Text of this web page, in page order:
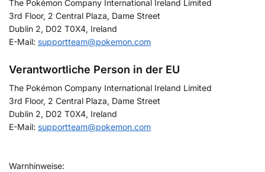
The Pokémon Company International Ireland Limited
3rd Floor, 2 Central Plaza, Dame Street
Dublin 2, D02 T0X4, Ireland
E-Mail: supportteam@pokemon.com
Verantwortliche Person in der EU
The Pokémon Company International Ireland Limited
3rd Floor, 2 Central Plaza, Dame Street
Dublin 2, D02 T0X4, Ireland
E-Mail: supportteam@pokemon.com
Warnhinweise: